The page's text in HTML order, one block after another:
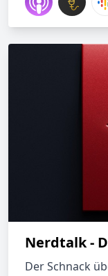
Nerdtalk -
Der Schnack